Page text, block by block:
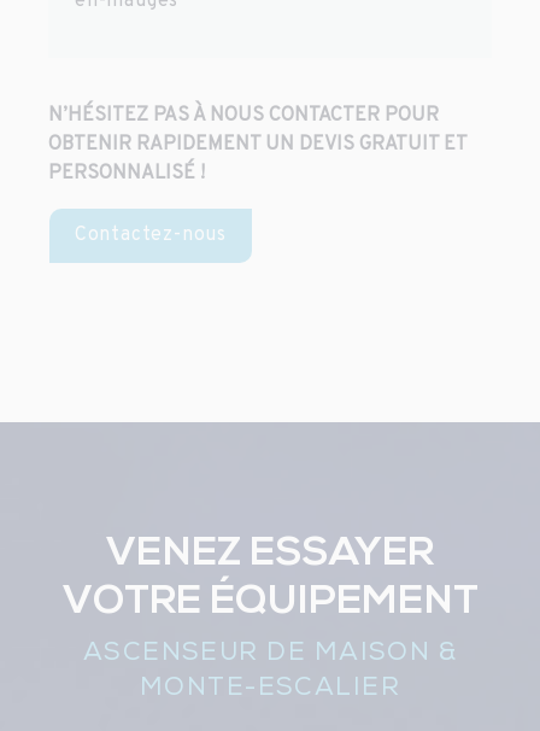
N’HÉSITEZ PAS À NOUS CONTACTER POUR
OBTENIR RAPIDEMENT UN DEVIS GRATUIT ET
PERSONNALISÉ !
Contactez-nous
VENEZ ESSAYER
VOTRE ÉQUIPEMENT
ASCENSEUR DE MAISON &
MONTE-ESCALIER